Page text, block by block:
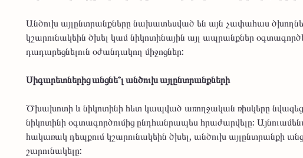
Անծուխ այլընտրանքները նախատեսված են այն չափահաս
կշարունակեին ծխել կամ նիկոտինային այլ ապրանքներ
դադարեցնելուն օժանդակող միջոցներ:
Սիգարետներից անցնե՞լ անծուխ այլընտրանքների
Ծխախոտի և նիկոտինի հետ կապված առողջական ռիսկերը
նիկոտինի օգտագործումից ընդհանրապես հրաժարվելը:
հակառակ դեպքում կշարունակեին ծխել, անծուխ այլընտրանքի
շարունակելը: